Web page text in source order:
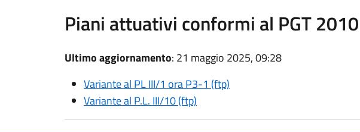
Piani attuativi conformi al PGT
Ultimo aggiornamento: 21 maggio 2025, 09:28
Variante al PL III/1 ora P3-1 (ftp)
Variante al P.L. III/10 (ftp)